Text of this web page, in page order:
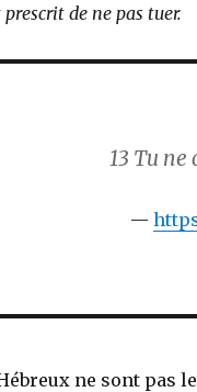
de ne pas tuer.
13 Tu ne
ne sont pas